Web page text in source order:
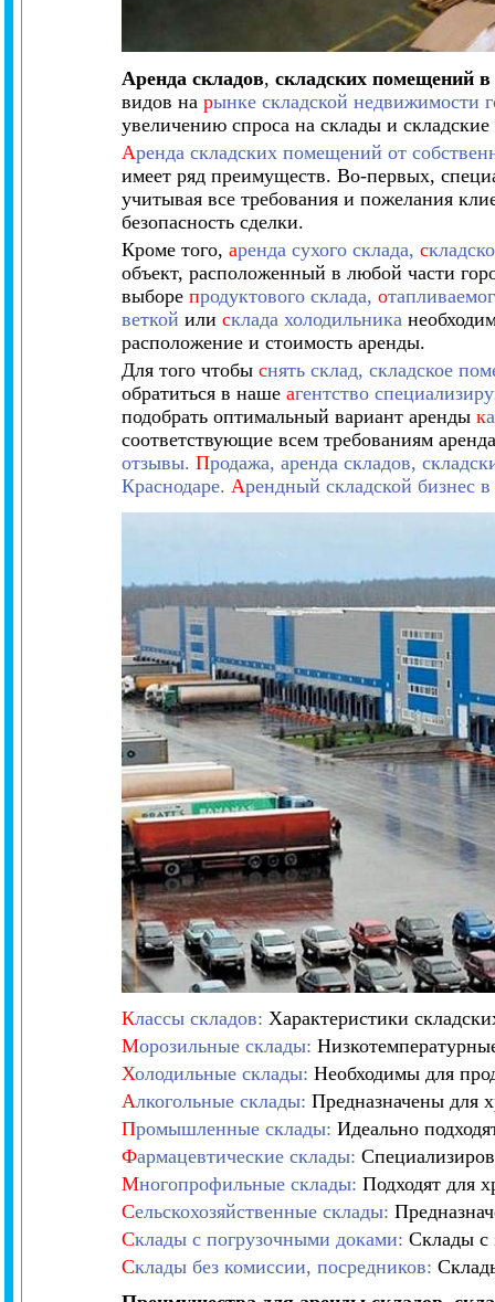
Аренда складов, складских помещений в
видов на рынке складской недвижимости
увеличению спроса на склады и
Аренда складских помещений от
имеет ряд преимуществ. Во-первых,
учитывая все требования и пожелания
безопасность сделки.
Кроме того, аренда сухого склада, с
объект, расположенный в любой части
выборе продуктового склада, о
веткой или склада холодильника
расположение и стоимость аренды.
Для того чтобы снять склад, складское
обратиться в наше агентство
подобрать оптимальный вариант аренды к
соответствующие всем требованиям
отзывы. Продажа, аренда складов,
Краснодаре. Арендный складской бизнес
Классы складов: Характеристики
Морозильные склады:
Холодильные склады: Необходимы для
Алкогольные склады: Предназначены для
Промышленные склады: Идеально
Фармацевтические склады:
Многопрофильные склады: Подходят для
Сельскохозяйственные склады:
Склады с погрузочными доками: Склады с
Склады без комиссии, посредников: